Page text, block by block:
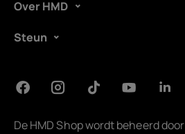
Over HMD
Steun
De HMD Shop wordt beheerd door